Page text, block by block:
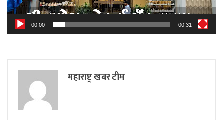
00:00 00:31
महाराष्ट्र खबर टीम